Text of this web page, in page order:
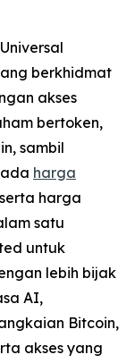
berkhidmat
akses
bertoken,
sambil
harga
serta harga
satu
untuk
lebih bijak
AI,
Bitcoin,
akses yang